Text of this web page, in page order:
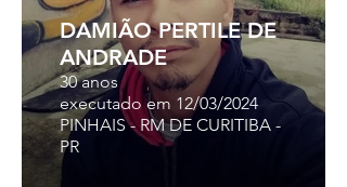
DAMIÃO PERTILE DE
ANDRADE
30 anos
executado em 12/03/2024
PINHAIS - RM DE CURITIBA -
PR